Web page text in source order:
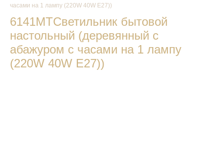
часами на 1 лампу (220W 40W E27))
6141MTСветильник бытовой
настольный (деревянный с
абажуром с часами на 1 лампу
(220W 40W E27))